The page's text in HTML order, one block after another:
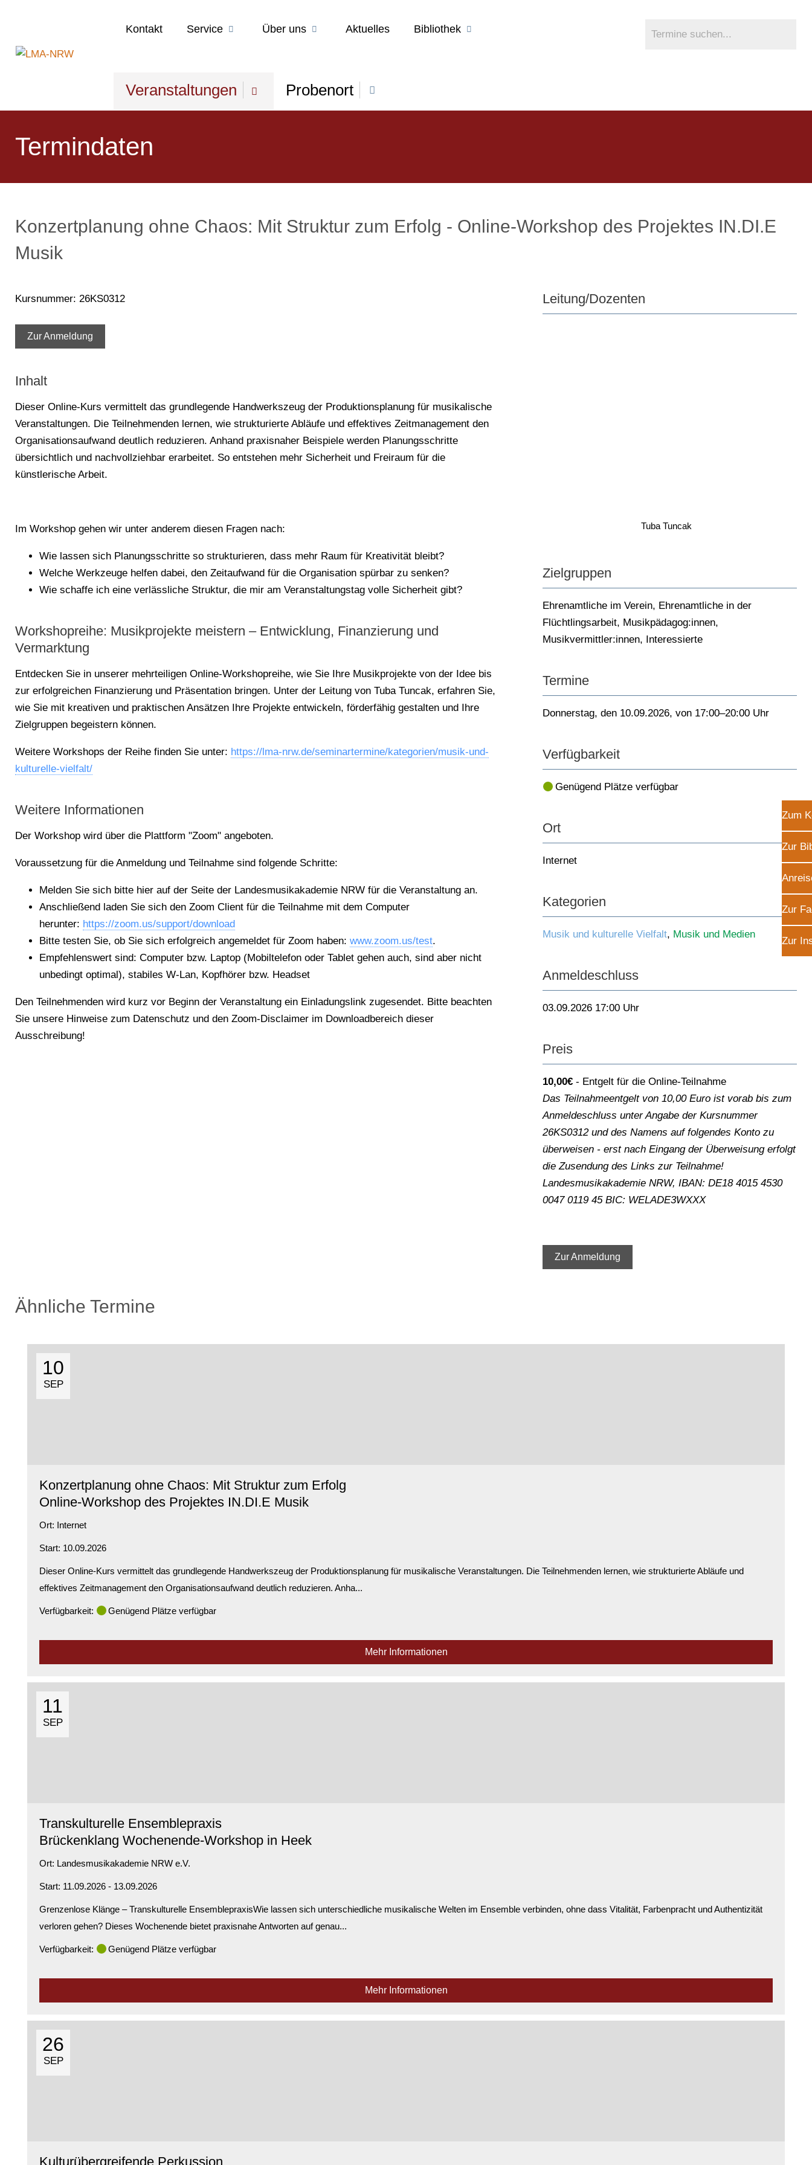
Kontakt Service Über uns Aktuelles Bibliothek
Veranstaltungen Probenort
Termindaten
Konzertplanung ohne Chaos: Mit Struktur zum Erfolg - Online-Workshop des Projektes IN.DI.E
Musik
Kursnummer: 26KS0312
Zur Anmeldung
Inhalt
Dieser Online-Kurs vermittelt das grundlegende Handwerkszeug der Produktionsplanung für musikalische
Veranstaltungen. Die Teilnehmenden lernen, wie strukturierte Abläufe und effektives Zeitmanagement den
Organisationsaufwand deutlich reduzieren. Anhand praxisnaher Beispiele werden Planungsschritte
übersichtlich und nachvollziehbar erarbeitet. So entstehen mehr Sicherheit und Freiraum für die
künstlerische Arbeit.
Im Workshop gehen wir unter anderem diesen Fragen nach:
Wie lassen sich Planungsschritte so strukturieren, dass mehr Raum für Kreativität bleibt?
Welche Werkzeuge helfen dabei, den Zeitaufwand für die Organisation spürbar zu senken?
Wie schaffe ich eine verlässliche Struktur, die mir am Veranstaltungstag volle Sicherheit gibt?
Workshopreihe: Musikprojekte meistern – Entwicklung, Finanzierung und
Vermarktung
Entdecken Sie in unserer mehrteiligen Online-Workshopreihe, wie Sie Ihre Musikprojekte von der Idee bis
zur erfolgreichen Finanzierung und Präsentation bringen. Unter der Leitung von Tuba Tuncak, erfahren Sie,
wie Sie mit kreativen und praktischen Ansätzen Ihre Projekte entwickeln, förderfähig gestalten und Ihre
Zielgruppen begeistern können.
Weitere Workshops der Reihe finden Sie unter: https://lma-nrw.de/seminartermine/kategorien/musik-und-
kulturelle-vielfalt/
Weitere Informationen
Der Workshop wird über die Plattform "Zoom" angeboten.
Voraussetzung für die Anmeldung und Teilnahme sind folgende Schritte:
Melden Sie sich bitte hier auf der Seite der Landesmusikakademie NRW für die Veranstaltung an.
Anschließend laden Sie sich den Zoom Client für die Teilnahme mit dem Computer
herunter: https://zoom.us/support/download
Bitte testen Sie, ob Sie sich erfolgreich angemeldet für Zoom haben: www.zoom.us/test.
Empfehlenswert sind: Computer bzw. Laptop (Mobiltelefon oder Tablet gehen auch, sind aber nicht
unbedingt optimal), stabiles W-Lan, Kopfhörer bzw. Headset
Den Teilnehmenden wird kurz vor Beginn der Veranstaltung ein Einladungslink zugesendet. Bitte beachten
Sie unsere Hinweise zum Datenschutz und den Zoom-Disclaimer im Downloadbereich dieser
Ausschreibung!
Leitung/Dozenten
Tuba Tuncak
Zielgruppen
Ehrenamtliche im Verein, Ehrenamtliche in der
Flüchtlingsarbeit, Musikpädagog:innen,
Musikvermittler:innen, Interessierte
Termine
Donnerstag, den 10.09.2026, von 17:00–20:00 Uhr
Verfügbarkeit
Genügend Plätze verfügbar
Ort
Internet
Kategorien
Musik und kulturelle Vielfalt, Musik und Medien
Anmeldeschluss
03.09.2026 17:00 Uhr
Preis
10,00€
Entgelt für die Online-Teilnahme
Das Teilnahmeentgelt von 10,00 Euro ist vorab bis zum
Anmeldeschluss unter Angabe der Kursnummer
26KS0312 und des Namens auf folgendes Konto zu
überweisen - erst nach Eingang der Überweisung erfolgt
die Zusendung des Links zur Teilnahme!
Landesmusikakademie NRW, IBAN: DE18 4015 4530
0047 0119 45 BIC: WELADE3WXXX
Zur Anmeldung
Ähnliche Termine
10
SEP
Konzertplanung ohne Chaos: Mit Struktur zum Erfolg
Online-Workshop des Projektes IN.DI.E Musik
Ort: Internet
Start: 10.09.2026
Dieser Online-Kurs vermittelt das grundlegende Handwerkszeug der Produktionsplanung für musikalische Veranstaltungen. Die Teilnehmenden lernen, wie strukturierte Abläufe und
effektives Zeitmanagement den Organisationsaufwand deutlich reduzieren. Anha...
Verfügbarkeit: Genügend Plätze verfügbar
Mehr Informationen
11
SEP
Transkulturelle Ensemblepraxis
Brückenklang Wochenende-Workshop in Heek
Ort: Landesmusikakademie NRW e.V.
Start: 11.09.2026 - 13.09.2026
Grenzenlose Klänge – Transkulturelle EnsemblepraxisWie lassen sich unterschiedliche musikalische Welten im Ensemble verbinden, ohne dass Vitalität, Farbenpracht und Authentizität
verloren gehen? Dieses Wochenende bietet praxisnahe Antworten auf genau...
Verfügbarkeit: Genügend Plätze verfügbar
Mehr Informationen
26
SEP
Kulturübergreifende Perkussion
Zum
Zur
Zur
Zur